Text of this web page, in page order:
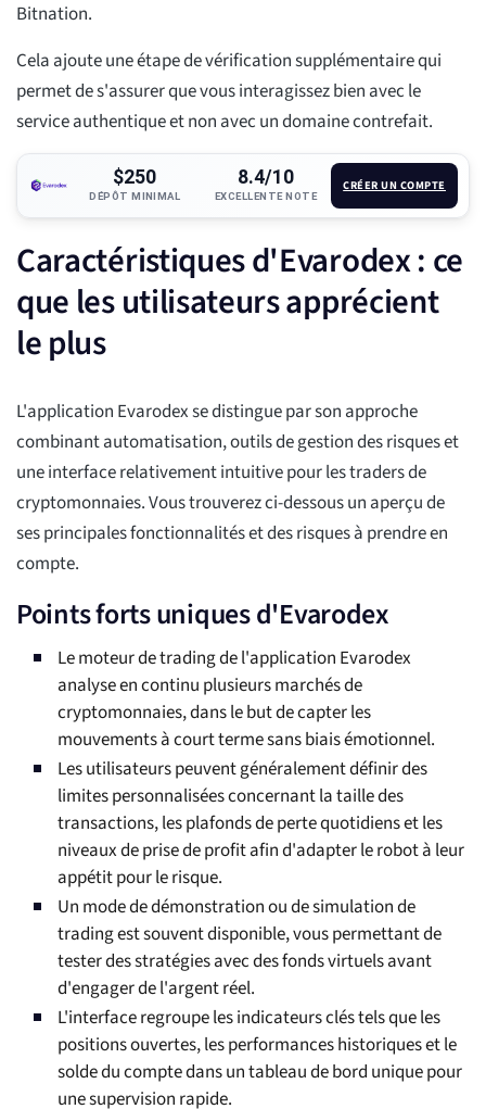
Bitnation.
Cela ajoute une étape de vérification supplémentaire qui
permet de s'assurer que vous interagissez bien avec le
service authentique et non avec un domaine contrefait.
$250
DÉPÔT MINIMAL
8.4/10
EXCELLENTE NOTE
CRÉER UN COMPTE
Caractéristiques d'Evarodex : ce
que les utilisateurs apprécient
le plus
L'application Evarodex se distingue par son approche
combinant automatisation, outils de gestion des risques et
une interface relativement intuitive pour les traders de
cryptomonnaies. Vous trouverez ci-dessous un aperçu de
ses principales fonctionnalités et des risques à prendre en
compte.
Points forts uniques d'Evarodex
Le moteur de trading de l'application Evarodex
analyse en continu plusieurs marchés de
cryptomonnaies, dans le but de capter les
mouvements à court terme sans biais émotionnel.
Les utilisateurs peuvent généralement définir des
limites personnalisées concernant la taille des
transactions, les plafonds de perte quotidiens et les
niveaux de prise de profit afin d'adapter le robot à leur
appétit pour le risque.
Un mode de démonstration ou de simulation de
trading est souvent disponible, vous permettant de
tester des stratégies avec des fonds virtuels avant
d'engager de l'argent réel.
L'interface regroupe les indicateurs clés tels que les
positions ouvertes, les performances historiques et le
solde du compte dans un tableau de bord unique pour
une supervision rapide.